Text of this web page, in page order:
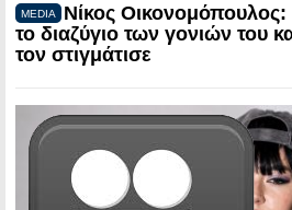
MEDIA
Νίκος
το διαζύγιο των γονιών του
τον στιγμάτισε